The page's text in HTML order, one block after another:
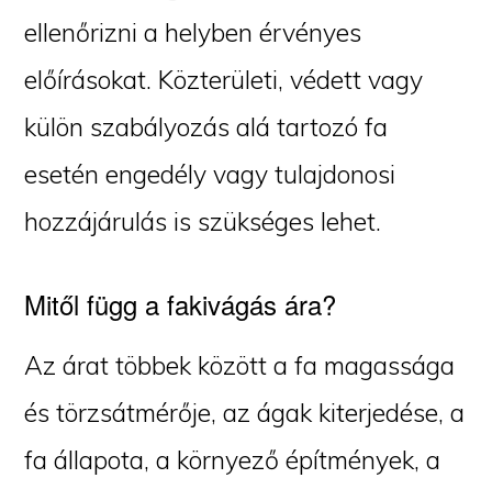
ellenőrizni a helyben érvényes
előírásokat. Közterületi, védett vagy
külön szabályozás alá tartozó fa
esetén engedély vagy tulajdonosi
hozzájárulás is szükséges lehet.
Mitől függ a fakivágás ára?
Az árat többek között a fa magassága
és törzsátmérője, az ágak kiterjedése, a
fa állapota, a környező építmények, a